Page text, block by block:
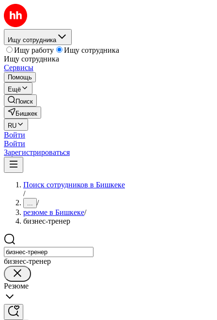
Ищу сотрудника
Ищу работу
Ищу сотрудника
Ищу сотрудника
Сервисы
Помощь
Ещё
Поиск
Бишкек
RU
Войти
Войти
Зарегистрироваться
Поиск сотрудников в Бишкеке
/
... /
резюме в Бишкеке/
бизнес-тренер
бизнес-тренер
Резюме